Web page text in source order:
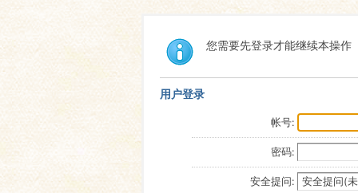
您需要先登录才能继续本操作
用户登录
帐号:
密码:
安全提问: